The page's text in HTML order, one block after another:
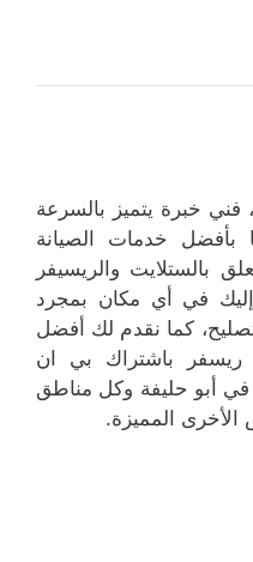
خبرة يتميز بالسرعة
بأفضل خدمات الصيانة
بالستلايت والريسيفر
في أي مكان بمجرد
كما نقدم لك أفضل
+ ريسفر باشتراك بي ان
أبو حليفة وكل مناطق
الأخرى المميزة.